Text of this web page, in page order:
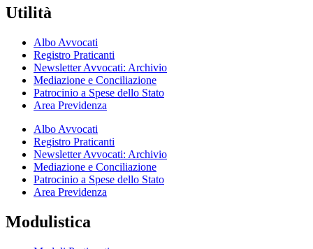
Utilità
Albo Avvocati
Registro Praticanti
Newsletter Avvocati: Archivio
Mediazione e Conciliazione
Patrocinio a Spese dello Stato
Area Previdenza
Albo Avvocati
Registro Praticanti
Newsletter Avvocati: Archivio
Mediazione e Conciliazione
Patrocinio a Spese dello Stato
Area Previdenza
Modulistica